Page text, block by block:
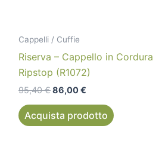
Cappelli / Cuffie
Riserva – Cappello in Cordura
Ripstop (R1072)
95,40€86,00€
Acquista prodotto